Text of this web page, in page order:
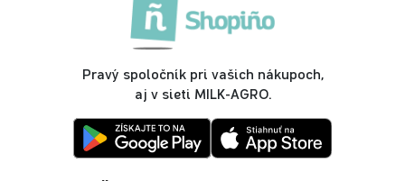
Pravý spoločník pri vašich nákupoch,
aj v sieti MILK-AGRO.